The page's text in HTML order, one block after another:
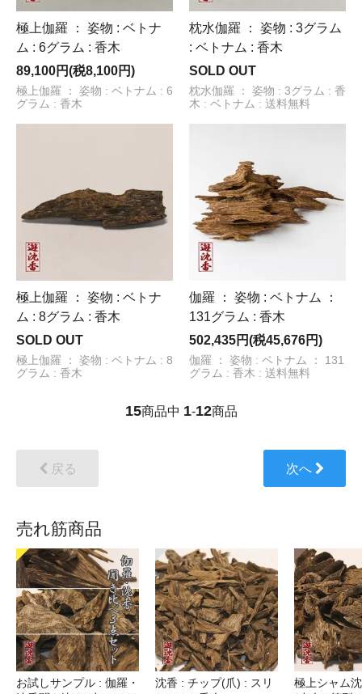
極上伽羅 ： 姿物 : ベトナ
ム : 6グラム : 香木
89,100円(税8,100円)
極上伽羅 ： 姿物 : ベトナム : 6
グラム : 香木
枕水伽羅 ： 姿物 : 3グラム
: ベトナム : 香木
SOLD OUT
枕水伽羅 ： 姿物 : 3グラム : 香
木 : ベトナム : 送料無料
極上伽羅 ： 姿物 : ベトナ
ム : 8グラム : 香木
SOLD OUT
極上伽羅 ： 姿物 : ベトナム : 8
グラム : 香木
伽羅 ： 姿物 : ベトナム ：
131グラム : 香木
502,435円(税45,676円)
伽羅 ： 姿物 : ベトナム ： 131
グラム : 香木 : 送料無料
15商品中 1-12商品
戻る 次へ
売れ筋商品
お試しサンプル : 伽羅・
沈香 : チップ(爪) : スリ
極上シャム